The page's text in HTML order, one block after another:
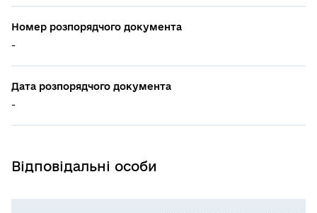
Номер розпорядчого документа
-
Дата розпорядчого документа
-
Відповідальні особи